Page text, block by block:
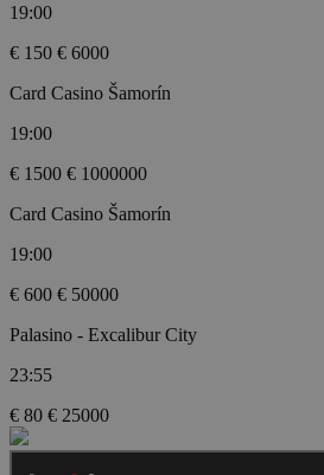
19:00
€ 150 € 6000
Card Casino Šamorín
19:00
€ 1500 € 1000000
Card Casino Šamorín
19:00
€ 600 € 50000
Palasino - Excalibur City
23:55
€ 80 € 25000